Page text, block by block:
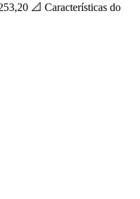
📐 Características do